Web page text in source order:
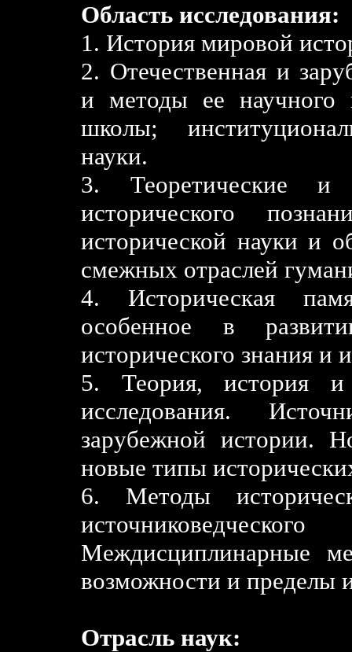
Область исследования:
1. История мировой
2. Отечественная и
и методы ее научного
школы;
науки.
3. Теоретические и
исторического
исторической науки и
смежных отраслей
4. Историческая
особенное в
исторического знания и
5. Теория, история и
исследования.
зарубежной истории.
новые типы
6. Методы
Междисциплинарные
возможности и пределы
Отрасль наук: